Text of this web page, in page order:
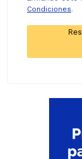
Condiciones.